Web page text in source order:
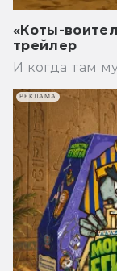
«Коты-
трейлер
И когда там
РЕКЛАМА